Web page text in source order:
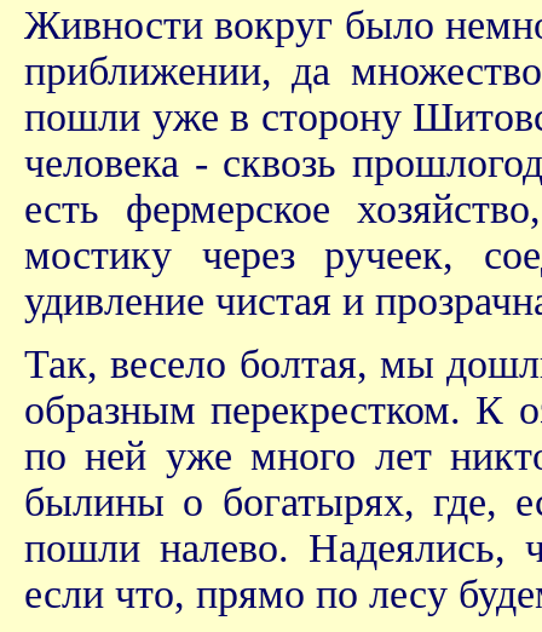
Живности вокруг было
приближении, да
пошли уже в сторону
человека - сквозь
есть фермерское
мостику через ручеек,
удивление чистая и
Так, весело болтая, мы
образным перекрестком. К
по ней уже много лет
былины о богатырях, где,
пошли налево. Надеялись,
если что, прямо по лесу